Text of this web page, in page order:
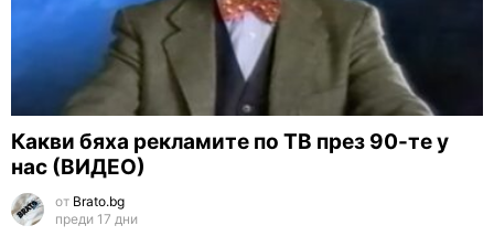
Какви бяха рекламите по ТВ през 90-те у
нас (ВИДЕО)
от Brato.bg
преди 17 дни